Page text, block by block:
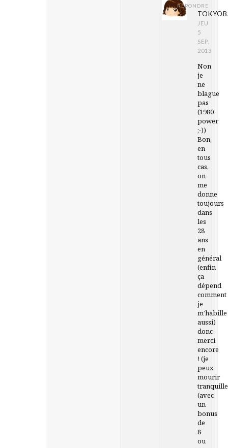
RÉPONDRE
JEU
5
SEP,
2013
Non
je
ne
blague
pas
(1980
power
;-))
Bon,
en
tous
cas,
on
me
donne
toujours
dans
les
28
ans
en
général
(enfin
ça
dépend
comment
je
m’habille
aussi)
donc
merci
encore
! (je
peux
mourir
(avec
un
bonus
de
8
ou